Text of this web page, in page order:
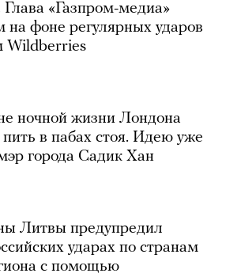
Глава «Газпром-медиа»
на фоне регулярных ударов
Wildberries
ночной жизни Лондона
пить в пабах стоя. Идею уже
города Садик Хан
Литвы предупредил
ударах по странам
с помощью